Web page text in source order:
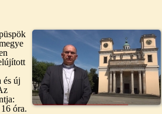
és új
óra.